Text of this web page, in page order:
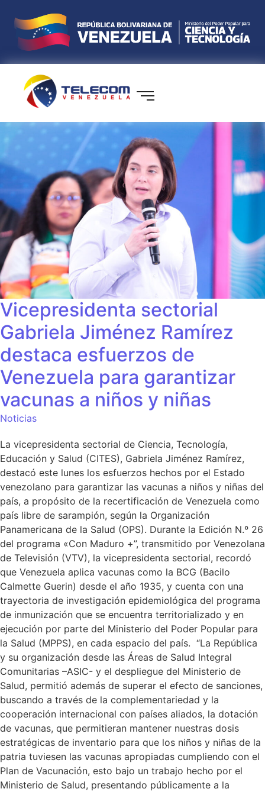
Vicepresidenta sectorial
Gabriela Jiménez Ramírez
destaca esfuerzos de
Venezuela para garantizar
vacunas a niños y niñas
Noticias
La vicepresidenta sectorial de Ciencia, Tecnología,
Educación y Salud (CITES), Gabriela Jiménez Ramírez,
destacó este lunes los esfuerzos hechos por el Estado
venezolano para garantizar las vacunas a niños y niñas del
país, a propósito de la recertificación de Venezuela como
país libre de sarampión, según la Organización
Panamericana de la Salud (OPS). Durante la Edición N.º 26
del programa «Con Maduro +”, transmitido por Venezolana
de Televisión (VTV), la vicepresidenta sectorial, recordó
que Venezuela aplica vacunas como la BCG (Bacilo
Calmette Guerin) desde el año 1935, y cuenta con una
trayectoria de investigación epidemiológica del programa
de inmunización que se encuentra territorializado y en
ejecución por parte del Ministerio del Poder Popular para
la Salud (MPPS), en cada espacio del país. “La República
y su organización desde las Áreas de Salud Integral
Comunitarias –ASIC- y el despliegue del Ministerio de
Salud, permitió además de superar el efecto de sanciones,
buscando a través de la complementariedad y la
cooperación internacional con países aliados, la dotación
de vacunas, que permitieran mantener nuestras dosis
estratégicas de inventario para que los niños y niñas de la
patria tuviesen las vacunas apropiadas cumpliendo con el
Plan de Vacunación, esto bajo un trabajo hecho por el
Ministerio de Salud, presentando públicamente a la